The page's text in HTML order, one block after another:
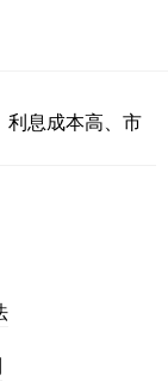
利息成本高、市